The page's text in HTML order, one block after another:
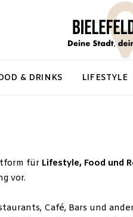
& DRINKS LIFESTYLE
für Lifestyle, Food und
vor.
Café, Bars und